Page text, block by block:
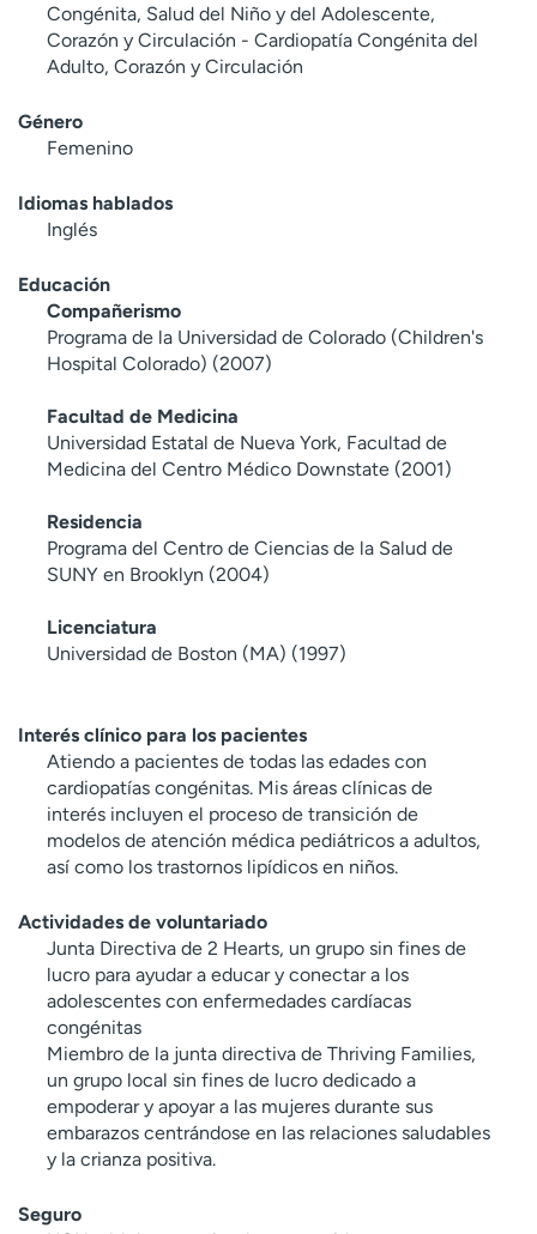
Congénita, Salud del Niño y del Adolescente,
Corazón y Circulación - Cardiopatía Congénita del
Adulto, Corazón y Circulación
Género
Femenino
Idiomas hablados
Inglés
Educación
Compañerismo
Programa de la Universidad de Colorado (Children's
Hospital Colorado) (2007)
Facultad de Medicina
Universidad Estatal de Nueva York, Facultad de
Medicina del Centro Médico Downstate (2001)
Residencia
Programa del Centro de Ciencias de la Salud de
SUNY en Brooklyn (2004)
Licenciatura
Universidad de Boston (MA) (1997)
Interés clínico para los pacientes
Atiendo a pacientes de todas las edades con
cardiopatías congénitas. Mis áreas clínicas de
interés incluyen el proceso de transición de
modelos de atención médica pediátricos a adultos,
así como los trastornos lipídicos en niños.
Actividades de voluntariado
Junta Directiva de 2 Hearts, un grupo sin fines de
lucro para ayudar a educar y conectar a los
adolescentes con enfermedades cardíacas
congénitas
Miembro de la junta directiva de Thriving Families,
un grupo local sin fines de lucro dedicado a
empoderar y apoyar a las mujeres durante sus
embarazos centrándose en las relaciones saludables
y la crianza positiva.
Seguro